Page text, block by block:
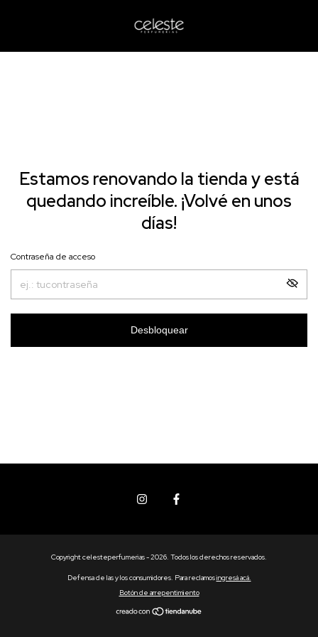
Estamos renovando la tienda y está
quedando increíble. ¡Volvé en unos
días!
Contraseña de acceso
Desbloquear
Copyright celesteperfumerias - 2026. Todos los derechos reservados.
Defensa de las y los consumidores. Para reclamosingresá acá.
Botón de arrepentimiento